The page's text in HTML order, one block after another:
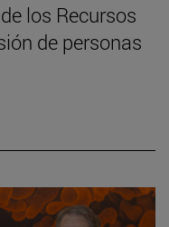
los Recursos
de personas